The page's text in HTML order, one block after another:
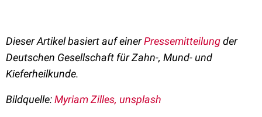
Dieser Artikel basiert auf einerPressemitteilungder
Deutschen Gesellschaft für Zahn-, Mund- und
Kieferheilkunde.
Bildquelle:Myriam Zilles, unsplash